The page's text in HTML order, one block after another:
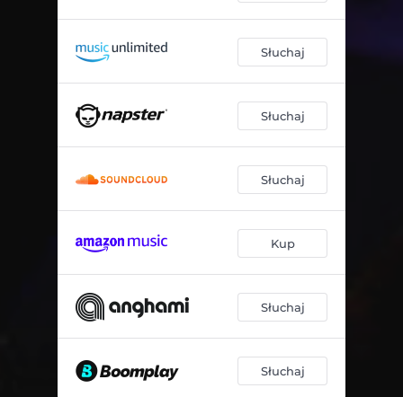
Słuchaj
Słuchaj
Słuchaj
Kup
Słuchaj
Słuchaj